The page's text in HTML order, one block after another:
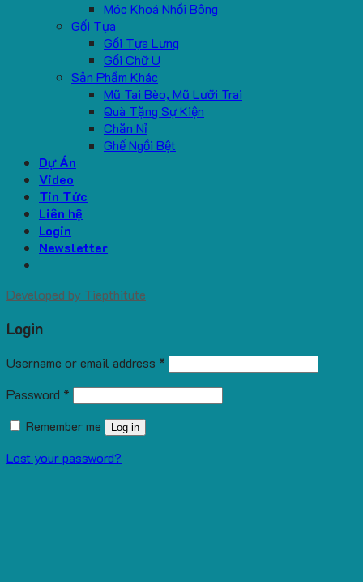
Móc Khoá Nhồi Bông
Gối Tựa
Gối Tựa Lưng
Gối Chữ U
Sản Phẩm Khác
Mũ Tai Bèo, Mũ Lưỡi Trai
Quà Tặng Sự Kiện
Chăn Nỉ
Ghế Ngồi Bệt
Dự Án
Video
Tin Tức
Liên hệ
Login
Newsletter
Developed by Tiepthitute
Login
Username or email address *
Password *
Remember me
Log in
Lost your password?